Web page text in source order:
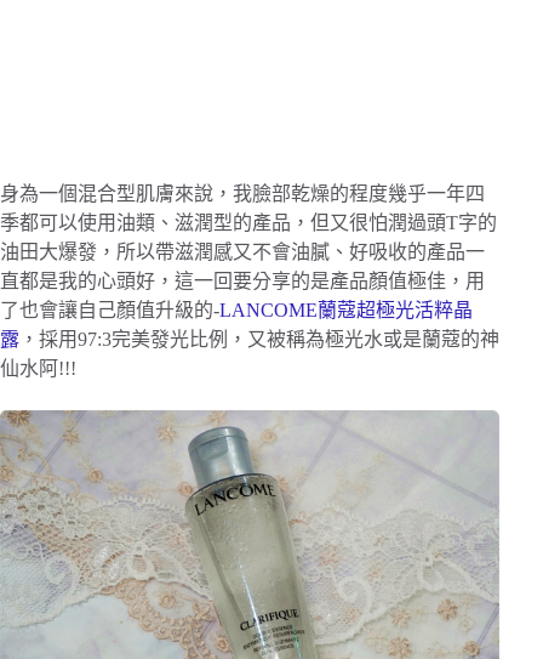
身為一個混合型肌膚來說，我臉部乾燥的程度幾乎一年四
季都可以使用油類、滋潤型的產品，但又很怕潤過頭T字的
油田大爆發，所以帶滋潤感又不會油膩、好吸收的產品一
直都是我的心頭好，這一回要分享的是產品顏值極佳，用
了也會讓自己顏值升級的-LANCOME蘭蔻超極光活粹晶
露 ，採用97:3完美發光比例，又被稱為極光水或是蘭蔻的神
仙水阿!!!